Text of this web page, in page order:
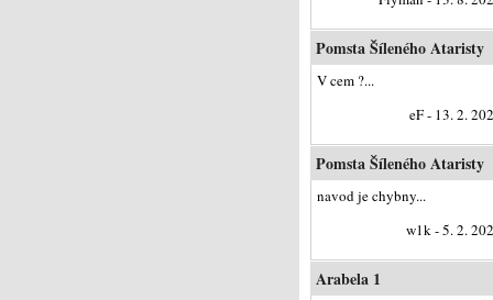
Pomsta Šíleného Ataristy
V cem ?...
eF - 13. 2.
Pomsta Šíleného Ataristy
navod je chybny...
w1k - 5. 2.
Arabela 1